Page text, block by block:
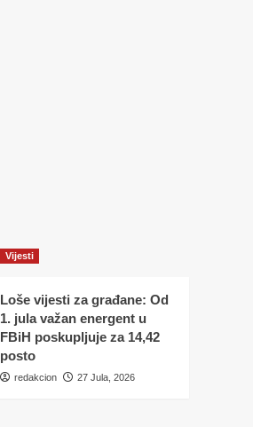
Vijesti
Loše vijesti za građane: Od
1. jula važan energent u
FBiH poskupljuje za 14,42
posto
redakcion 27 Jula, 2026